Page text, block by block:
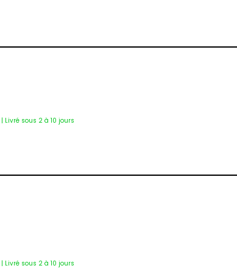
| Livré sous 2 à 10 jours
| Livré sous 2 à 10 jours